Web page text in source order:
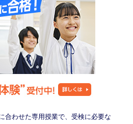
合わせた専用授業で、受検に必要な